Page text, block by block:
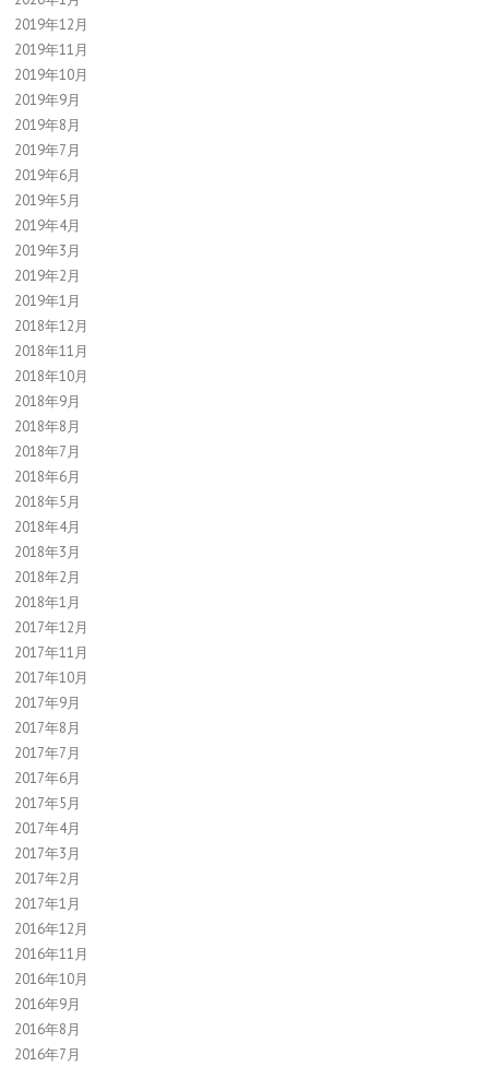
2019年12月
2019年11月
2019年10月
2019年9月
2019年8月
2019年7月
2019年6月
2019年5月
2019年4月
2019年3月
2019年2月
2019年1月
2018年12月
2018年11月
2018年10月
2018年9月
2018年8月
2018年7月
2018年6月
2018年5月
2018年4月
2018年3月
2018年2月
2018年1月
2017年12月
2017年11月
2017年10月
2017年9月
2017年8月
2017年7月
2017年6月
2017年5月
2017年4月
2017年3月
2017年2月
2017年1月
2016年12月
2016年11月
2016年10月
2016年9月
2016年8月
2016年7月